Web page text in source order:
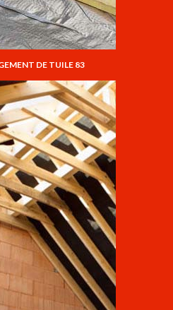
DE TUILE 83